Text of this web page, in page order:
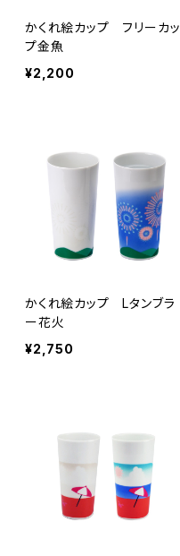
かくれ絵カップ フリーカッ
プ金魚
¥2,200
かくれ絵カップ Lタンブラ
ー花火
¥2,750